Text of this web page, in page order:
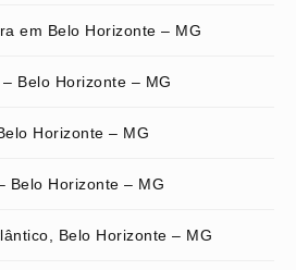
em Belo Horizonte – MG
Belo Horizonte – MG
Horizonte – MG
Belo Horizonte – MG
Belo Horizonte – MG